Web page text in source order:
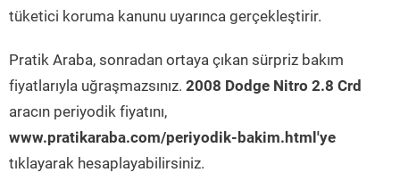
tüketici koruma kanunu uyarınca gerçekleştirir.
Pratik Araba, sonradan ortaya çıkan sürpriz bakım
fiyatlarıyla uğraşmazsınız. 2008 Dodge Nitro 2.8 Crd
aracın periyodik fiyatını,
www.pratikaraba.com/periyodik-bakim.html'ye
tıklayarak hesaplayabilirsiniz.